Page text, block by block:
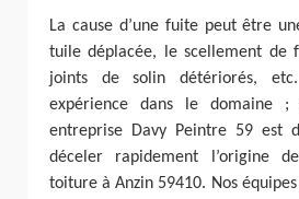
La cause d’une fuite peut être
tuile déplacée, le scellement de
joints de solin détériorés,
expérience dans le domaine ;
entreprise Davy Peintre 59 est
déceler rapidement l’origine
toiture à Anzin 59410. Nos